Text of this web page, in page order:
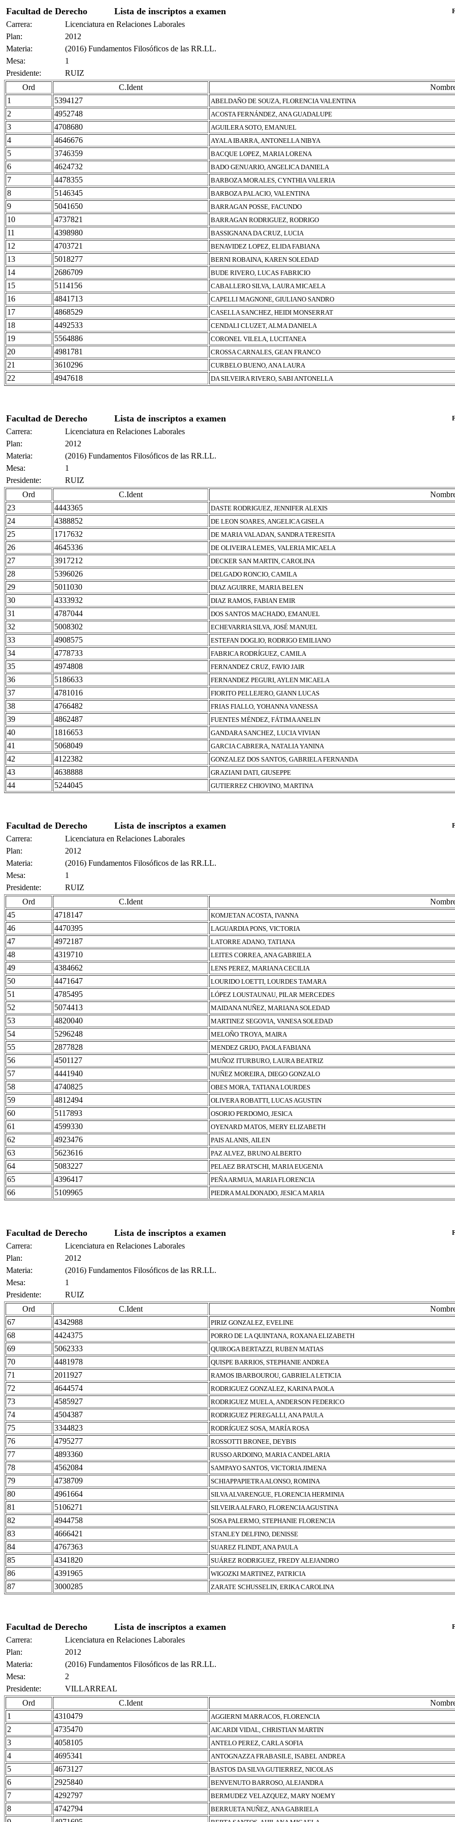
Facultad de Derecho Lista de inscriptos a examen
Carrera:
Licenciatura en Relaciones Laborales
Plan:
2012
Materia:
(2016) Fundamentos Filosóficos de las RR.LL.
Mesa:
1
Presidente:
RUIZ
Ord
C.Ident
1
5394127 ABELDAÑO DE SOUZA, FLORENCIA VALENTINA
2 4952748 ACOSTA FERNÁNDEZ, ANA GUADALUPE
3 4708680 AGUILERA SOTO, EMANUEL
4 4646676 AYALA IBARRA, ANTONELLA NIBYA
5 3746359 BACQUE LOPEZ, MARIA LORENA
6 4624732 BADO GENUARIO, ANGELICA DANIELA
7 4478355 BARBOZA MORALES, CYNTHIA VALERIA
8 5146345 BARBOZA PALACIO, VALENTINA
9 5041650 BARRAGAN POSSE, FACUNDO
10 4737821 BARRAGAN RODRIGUEZ, RODRIGO
11 4398980 BASSIGNANA DA CRUZ, LUCIA
12 4703721 BENAVIDEZ LOPEZ, ELIDA FABIANA
13 5018277 BERNI ROBAINA, KAREN SOLEDAD
14 2686709 BUDE RIVERO, LUCAS FABRICIO
15 5114156 CABALLERO SILVA, LAURA MICAELA
16 4841713 CAPELLI MAGNONE, GIULIANO SANDRO
17 4868529 CASELLA SANCHEZ, HEIDI MONSERRAT
18 4492533 CENDALI CLUZET, ALMA DANIELA
19 5564886 CORONEL VILELA, LUCITANEA
20 4981781 CROSSA CARNALES, GEAN FRANCO
21 3610296 CURBELO BUENO, ANA LAURA
22 4947618 DA SILVEIRA RIVERO, SABI ANTONELLA
Facultad de Derecho Lista de inscriptos a examen
Carrera:
Licenciatura en Relaciones Laborales
Plan:
2012
Materia:
(2016) Fundamentos Filosóficos de las RR.LL.
Mesa:
1
Presidente:
RUIZ
Ord
C.Ident
23
4443365 DASTE RODRIGUEZ, JENNIFER ALEXIS
24 4388852 DE LEON SOARES, ANGELICA GISELA
25 1717632 DE MARIA VALADAN, SANDRA TERESITA
26 4645336 DE OLIVEIRA LEMES, VALERIA MICAELA
27 3917212 DECKER SAN MARTIN, CAROLINA
28 5396026 DELGADO RONCIO, CAMILA
29 5011030 DIAZ AGUIRRE, MARIA BELEN
30 4333932 DIAZ RAMOS, FABIAN EMIR
31 4787044 DOS SANTOS MACHADO, EMANUEL
32 5008302 ECHEVARRIA SILVA, JOSÉ MANUEL
33 4908575 ESTEFAN DOGLIO, RODRIGO EMILIANO
34 4778733 FABRICA RODRÍGUEZ, CAMILA
35 4974808 FERNANDEZ CRUZ, FAVIO JAIR
36 5186633 FERNANDEZ PEGURI, AYLEN MICAELA
37 4781016 FIORITO PELLEJERO, GIANN LUCAS
38 4766482 FRIAS FIALLO, YOHANNA VANESSA
39 4862487 FUENTES MÉNDEZ, FÁTIMA ANELIN
40 1816653 GANDARA SANCHEZ, LUCIA VIVIAN
41 5068049 GARCIA CABRERA, NATALIA YANINA
42 4122382 GONZALEZ DOS SANTOS, GABRIELA FERNANDA
43 4638888 GRAZIANI DATI, GIUSEPPE
44 5244045 GUTIERREZ CHIOVINO, MARTINA
Facultad de Derecho Lista de inscriptos a examen
Carrera:
Licenciatura en Relaciones Laborales
Plan:
2012
Materia:
(2016) Fundamentos Filosóficos de las RR.LL.
Mesa:
1
Presidente:
RUIZ
Ord
C.Ident
45
4718147 KOMJETAN ACOSTA, IVANNA
46 4470395 LAGUARDIA PONS, VICTORIA
47 4972187 LATORRE ADANO, TATIANA
48 4319710 LEITES CORREA, ANA GABRIELA
49 4384662 LENS PEREZ, MARIANA CECILIA
50 4471647 LOURIDO LOETTI, LOURDES TAMARA
51 4785495 LÓPEZ LOUSTAUNAU, PILAR MERCEDES
52 5074413 MAIDANA NUÑEZ, MARIANA SOLEDAD
53 4820040 MARTINEZ SEGOVIA, VANESA SOLEDAD
54 5296248 MELOÑO TROYA, MAIRA
55 2877828 MENDEZ GRIJO, PAOLA FABIANA
56 4501127 MUÑOZ ITURBURO, LAURA BEATRIZ
57 4441940 NUÑEZ MOREIRA, DIEGO GONZALO
58 4740825 OBES MORA, TATIANA LOURDES
59 4812494 OLIVERA ROBATTI, LUCAS AGUSTIN
60 5117893 OSORIO PERDOMO, JESICA
61 4599330 OYENARD MATOS, MERY ELIZABETH
62 4923476 PAIS ALANIS, AILEN
63 5623616 PAZ ALVEZ, BRUNO ALBERTO
64 5083227 PELAEZ BRATSCHI, MARIA EUGENIA
65 4396417 PEÑA ARMUA, MARIA FLORENCIA
66 5109965 PIEDRA MALDONADO, JESICA MARIA
Facultad de Derecho Lista de inscriptos a examen
Carrera:
Licenciatura en Relaciones Laborales
Plan:
2012
Materia:
(2016) Fundamentos Filosóficos de las RR.LL.
Mesa:
1
Presidente:
RUIZ
Ord
C.Ident
67
4342988 PIRIZ GONZALEZ, EVELINE
68 4424375 PORRO DE LA QUINTANA, ROXANA ELIZABETH
69 5062333 QUIROGA BERTAZZI, RUBEN MATIAS
70 4481978 QUISPE BARRIOS, STEPHANIE ANDREA
71 2011927 RAMOS IBARBOUROU, GABRIELA LETICIA
72 4644574 RODRIGUEZ GONZALEZ, KARINA PAOLA
73 4585927 RODRIGUEZ MUELA, ANDERSON FEDERICO
74 4504387 RODRIGUEZ PEREGALLI, ANA PAULA
75 3344823 RODRÍGUEZ SOSA, MARÍA ROSA
76 4795277 ROSSOTTI BRONEE, DEYBIS
77 4893360 RUSSO ARDOINO, MARIA CANDELARIA
78 4562084 SAMPAYO SANTOS, VICTORIA JIMENA
79 4738709 SCHIAPPAPIETRA ALONSO, ROMINA
80 4961664 SILVA ALVARENGUE, FLORENCIA HERMINIA
81 5106271 SILVEIRA ALFARO, FLORENCIA AGUSTINA
82 4944758 SOSA PALERMO, STEPHANIE FLORENCIA
83 4666421 STANLEY DELFINO, DENISSE
84 4767363 SUAREZ FLINDT, ANA PAULA
85 4341820 SUÁREZ RODRIGUEZ, FREDY ALEJANDRO
86 4391965 WIGOZKI MARTINEZ, PATRICIA
87 3000285 ZARATE SCHUSSELIN, ERIKA CAROLINA
Facultad de Derecho Lista de inscriptos a examen
Carrera:
Licenciatura en Relaciones Laborales
Plan:
2012
Materia:
(2016) Fundamentos Filosóficos de las RR.LL.
Mesa:
2
Presidente:
VILLARREAL
Ord
C.Ident
1
4310479 AGGIERNI MARRACOS, FLORENCIA
2 4735470 AICARDI VIDAL, CHRISTIAN MARTIN
3 4058105 ANTELO PEREZ, CARLA SOFIA
4 4695341 ANTOGNAZZA FRABASILE, ISABEL ANDREA
5 4673127 BASTOS DA SILVA GUTIERREZ, NICOLAS
6 2925840 BENVENUTO BARROSO, ALEJANDRA
7 4292797 BERMUDEZ VELAZQUEZ, MARY NOEMY
8 4742794 BERRUETA NUÑEZ, ANA GABRIELA